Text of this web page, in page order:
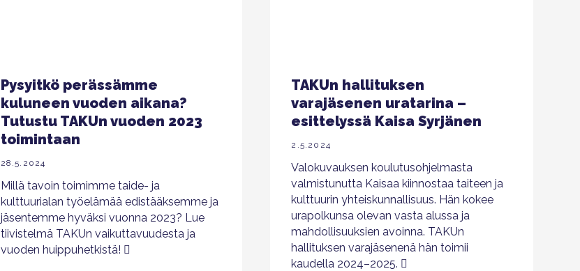
Pysyitkö perässämme
kuluneen vuoden aikana?
Tutustu TAKUn vuoden 2023
toimintaan
28.5.2024
Millä tavoin toimimme taide- ja
kulttuurialan työelämää edistääksemme ja
jäsentemme hyväksi vuonna 2023? Lue
tiivistelmä TAKUn vaikuttavuudesta ja
vuoden huippuhetkistä!
TAKUn hallituksen
varajäsenen uratarina –
esittelyssä Kaisa Syrjänen
2.5.2024
Valokuvauksen koulutusohjelmasta
valmistunutta Kaisaa kiinnostaa taiteen ja
kulttuurin yhteiskunnallisuus. Hän kokee
urapolkunsa olevan vasta alussa ja
mahdollisuuksien avoinna. TAKUn
hallituksen varajäsenenä hän toimii
kaudella 2024–2025.